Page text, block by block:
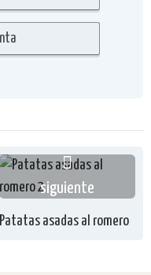
siguiente
Patatas asadas al romero